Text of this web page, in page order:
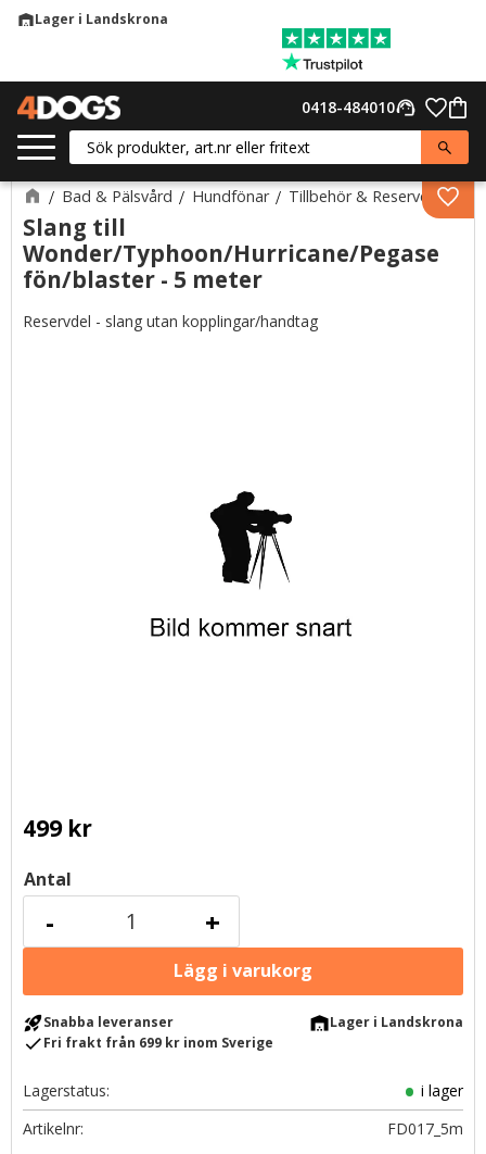
warehouseLager i Landskrona
support_agent
0418-484010
Bad & Pälsvård Hundfönar Tillbehör & Reservdelar
Slang till
Wonder/Typhoon/Hurricane/Pegase
fön/blaster - 5 meter
Reservdel - slang utan kopplingar/handtag
499kr
Antal
+
-
rocket_launchSnabba leveranser warehouseLager i Landskrona
checkFri frakt från 699 kr inom Sverige
Lagerstatus
i lager
Artikelnr
FD017_5m